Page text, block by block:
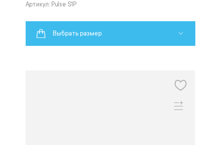
Артикул: Pulse S1P
Выбрать размер